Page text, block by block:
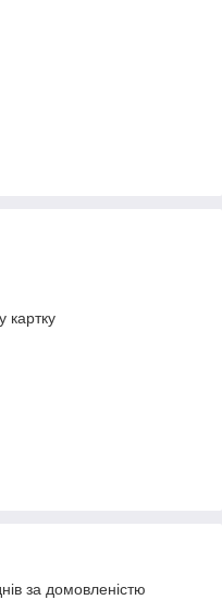
картку
за домовленістю